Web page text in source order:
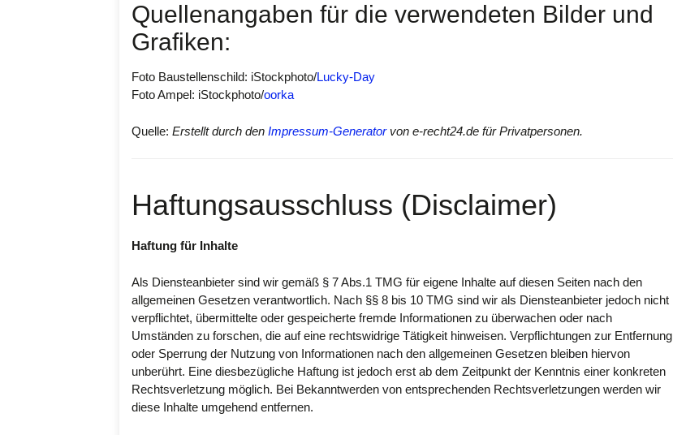
Quellenangaben für die verwendeten Bilder und
Grafiken:
Foto Baustellenschild: iStockphoto/Lucky-Day
Foto Ampel: iStockphoto/oorka
Quelle: Erstellt durch den Impressum-Generatorvon e-recht24.de für Privatpersonen.
Haftungsausschluss (Disclaimer)
Haftung für Inhalte
Als Diensteanbieter sind wir gemäß § 7 Abs.1 TMG für eigene Inhalte auf diesen Seiten nach den
allgemeinen Gesetzen verantwortlich. Nach §§ 8 bis 10 TMG sind wir als Diensteanbieter jedoch nicht
verpflichtet, übermittelte oder gespeicherte fremde Informationen zu überwachen oder nach
Umständen zu forschen, die auf eine rechtswidrige Tätigkeit hinweisen. Verpflichtungen zur Entfernung
oder Sperrung der Nutzung von Informationen nach den allgemeinen Gesetzen bleiben hiervon
unberührt. Eine diesbezügliche Haftung ist jedoch erst ab dem Zeitpunkt der Kenntnis einer konkreten
Rechtsverletzung möglich. Bei Bekanntwerden von entsprechenden Rechtsverletzungen werden wir
diese Inhalte umgehend entfernen.